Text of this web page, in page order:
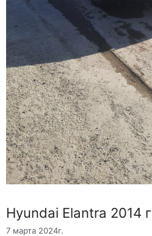
Hyundai Elantra 2014 г
7 марта 2024г.